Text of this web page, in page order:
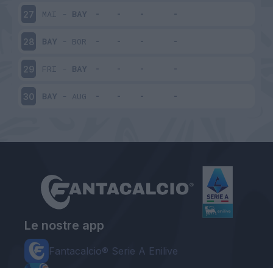
27 MAI - BAY
28 BAY - BOR
29 FRI - BAY
30 BAY - AUG
Le nostre app
Fantacalcio® Serie A Enilive